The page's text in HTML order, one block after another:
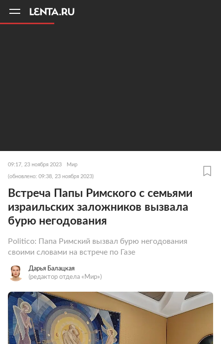
09:17, 23 ноября 2023 Мир
(обновлено: 09:38, 23 ноября 2023)
Встреча Папы Римского с семьями
израильских заложников вызвала
бурю негодования
Politico: Папа Римский вызвал бурю негодования
своими словами на встрече по Газе
Дарья Балацкая
(редактор отдела «Мир»)